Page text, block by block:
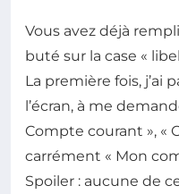
Vous avez déjà
buté sur la case «
La première fois, j’ai
l’écran, à me
Compte courant », «
carrément « Mon
Spoiler : aucune de